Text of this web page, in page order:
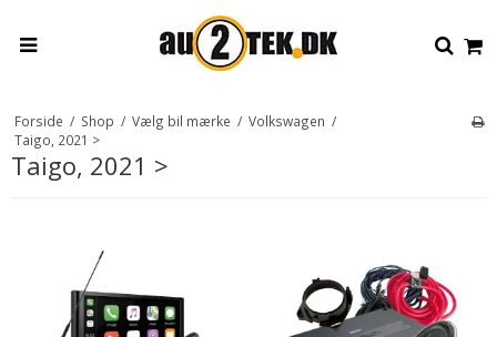
Forside / Shop / Vælg bil mærke / Volkswagen /
Taigo, 2021 >
Taigo, 2021 >